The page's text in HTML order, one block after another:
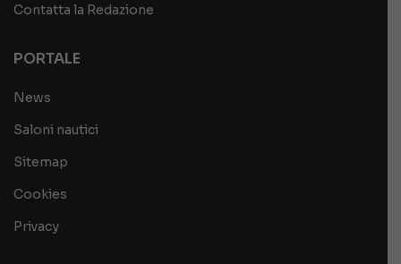
Contatta la Redazione
PORTALE
News
Saloni nautici
Sitemap
Cookies
Privacy